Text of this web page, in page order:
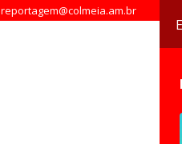
reportagem@colmeia.am.br